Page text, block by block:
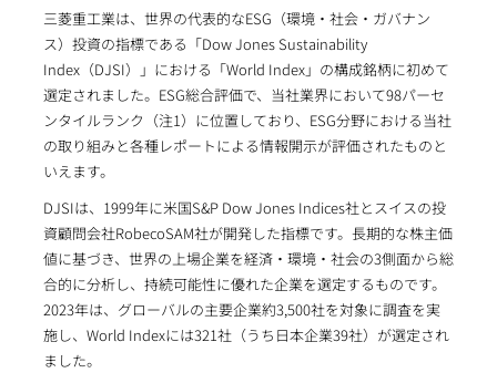
三菱重工業は、世界の代表的なESG（環境・社会・ガバナン
ス）投資の指標である「Dow Jones Sustainability
Index（DJSI）」における「World Index」の構成銘柄に初めて
選定されました。ESG総合評価で、当社業界において98パーセ
ンタイルランク（注1）に位置しており、ESG分野における当社
の取り組みと各種レポートによる情報開示が評価されたものと
いえます。
DJSIは、1999年に米国S&P Dow Jones Indices社とスイスの投
資顧問会社RobecoSAM社が開発した指標です。長期的な株主価
値に基づき、世界の上場企業を経済・環境・社会の3側面から総
合的に分析し、持続可能性に優れた企業を選定するものです。
2023年は、グローバルの主要企業約3,500社を対象に調査を実
施し、World Indexには321社（うち日本企業39社）が選定され
ました。